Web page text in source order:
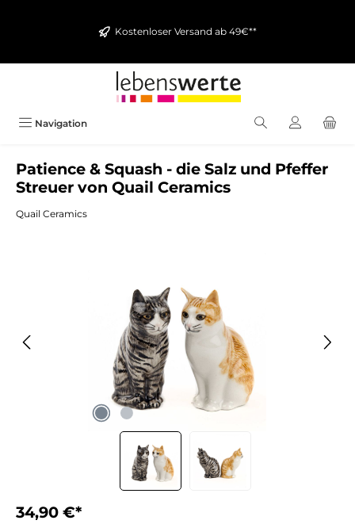
Kostenloser Versand ab 49€**
Navigation
Patience & Squash - die Salz und Pfeffer
Streuer von Quail Ceramics
Quail Ceramics
34,90 €*